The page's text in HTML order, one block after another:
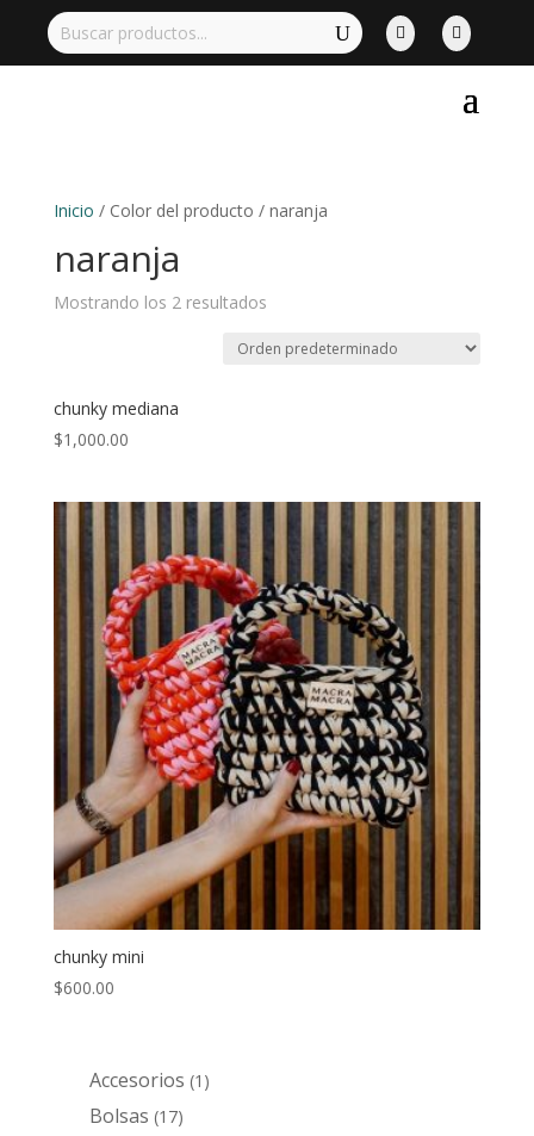
 
Inicio / Color del producto / naranja
naranja
Mostrando los 2 resultados
chunky mediana
$1,000.00
chunky mini
$600.00
Accesorios 1 1
Bolsas 1717